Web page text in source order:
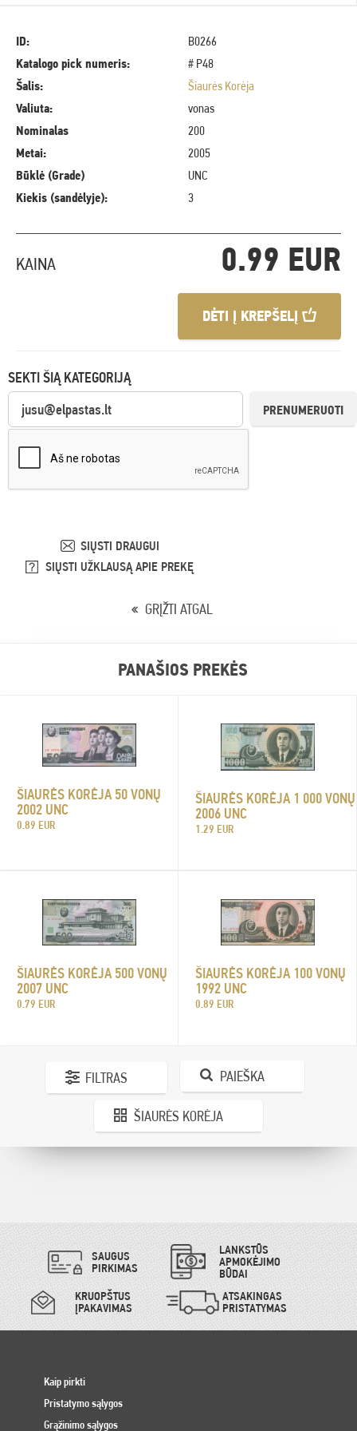
ID:
B0266
Katalogo pick numeris:
# P48
Šalis:
Šiaurės Korėja
Valiuta:
vonas
Nominalas
200
Metai:
2005
Būklė (Grade)
UNC
Kiekis (sandėlyje):
3
KAINA 0.99 EUR
DĖTI Į KREPŠELĮ
SEKTI ŠIĄ KATEGORIJĄ
PRENUMERUOTI
SIŲSTI DRAUGUI
SIŲSTI UŽKLAUSĄ APIE PREKĘ
GRĮŽTI ATGAL
PANAŠIOS PREKĖS
ŠIAURĖS KORĖJA 50 VONŲ
2002 UNC
0.89 EUR
ŠIAURĖS KORĖJA 1 000 VONŲ
2006 UNC
1.29 EUR
ŠIAURĖS KORĖJA 500 VONŲ
2007 UNC
0.79 EUR
ŠIAURĖS KORĖJA 100 VONŲ
1992 UNC
0.89 EUR
FILTRAS PAIEŠKA
ŠIAURĖS KORĖJA
SAUGUS
PIRKIMAS
LANKSTŪS
APMOKĖJIMO
BŪDAI
KRUOPŠTUS
ĮPAKAVIMAS
ATSAKINGAS
PRISTATYMAS
Kaip pirkti
Pristatymo sąlygos
Grąžinimo sąlygos